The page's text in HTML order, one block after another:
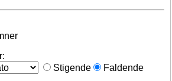
Stigende
Faldende